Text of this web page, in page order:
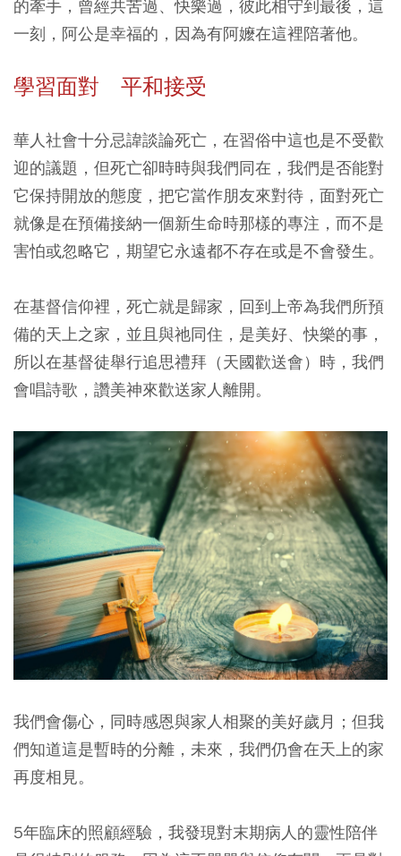
的牽手，曾經共苦過、快樂過，彼此相守到最後，這
一刻，阿公是幸福的，因為有阿嬤在這裡陪著他。
學習面對 平和接受
華人社會十分忌諱談論死亡，在習俗中這也是不受歡
迎的議題，但死亡卻時時與我們同在，我們是否能對
它保持開放的態度，把它當作朋友來對待，面對死亡
就像是在預備接納一個新生命時那樣的專注，而不是
害怕或忽略它，期望它永遠都不存在或是不會發生。
在基督信仰裡，死亡就是歸家，回到上帝為我們所預
備的天上之家，並且與祂同住，是美好、快樂的事，
所以在基督徒舉行追思禮拜（天國歡送會）時，我們
會唱詩歌，讚美神來歡送家人離開。
我們會傷心，同時感恩與家人相聚的美好歲月；但我
們知道這是暫時的分離，未來，我們仍會在天上的家
再度相見。
5年臨床的照顧經驗，我發現對末期病人的靈性陪伴